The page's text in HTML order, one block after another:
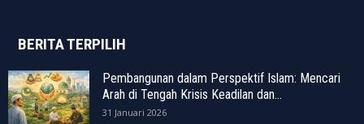
BERITA TERPILIH
Pembangunan dalam Perspektif Islam: Mencari
Arah di Tengah Krisis Keadilan dan...
31 Januari 2026